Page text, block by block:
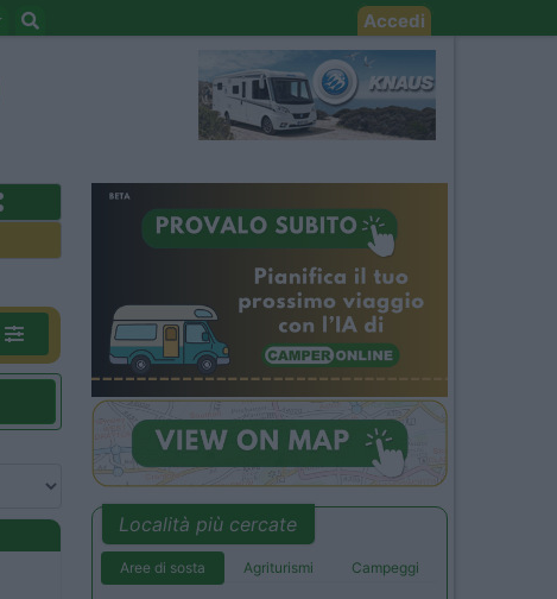
Accedi
Località più cercate
Aree di sosta Agriturismi Campeggi